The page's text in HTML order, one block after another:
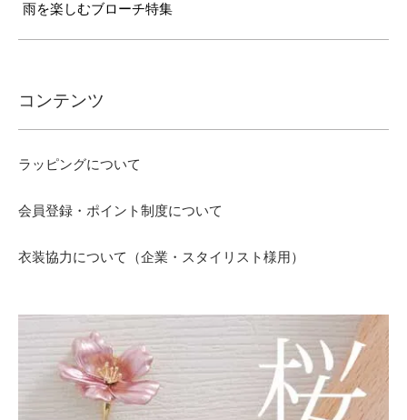
雨を楽しむブローチ特集
コンテンツ
ラッピングについて
会員登録・ポイント制度について
衣装協力について（企業・スタイリスト様用）